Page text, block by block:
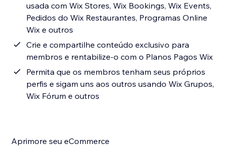
usada com Wix Stores, Wix Bookings, Wix Events,
Pedidos do Wix Restaurantes, Programas Online
Wix e outros
Crie e compartilhe conteúdo exclusivo para
membros e rentabilize-o com o Planos Pagos Wix
Permita que os membros tenham seus próprios
perfis e sigam uns aos outros usando Wix Grupos,
Wix Fórum e outros
Aprimore seu eCommerce